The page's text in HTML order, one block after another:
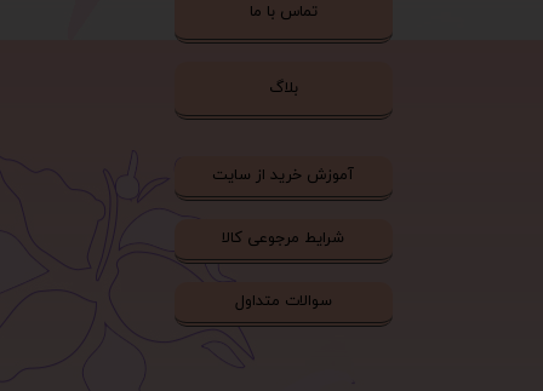
تماس با ما
بلاگ
آموزش خرید از سایت
شرایط مرجوعی کالا
سوالات متداول